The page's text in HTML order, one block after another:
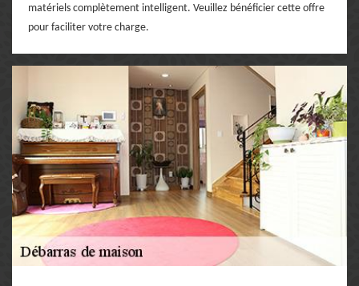
matériels complètement intelligent. Veuillez bénéficier cette offre
pour faciliter votre charge.